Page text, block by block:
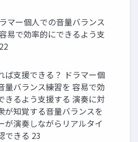
マー個人での音量バランス
易で効率的にできるよう支
ば支援できる？ ドラマー個
量バランス練習を 容易で効
きるよう支援する 演奏に対
が知覚する音量バランスを
が演奏しながらリアルタイ
できる 23